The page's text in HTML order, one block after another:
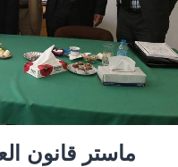
ماستر قانون